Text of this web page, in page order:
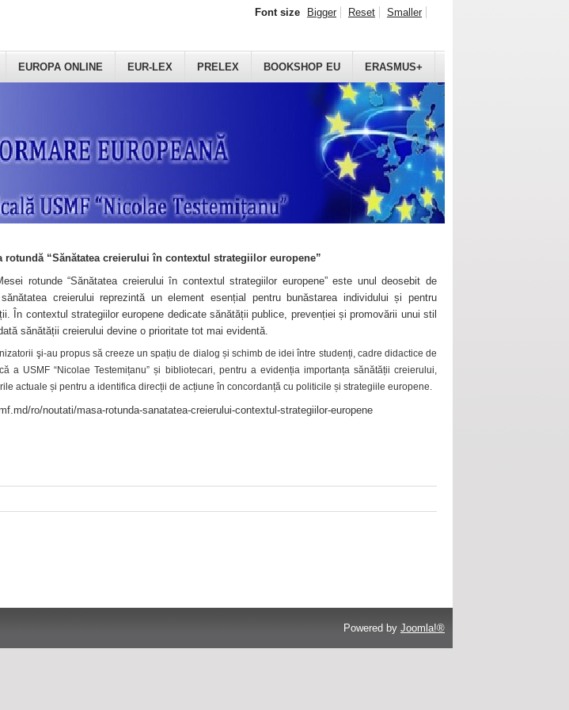
EUROPA ONLINE EUR-LEX PRELEX BOOKSHOP EU ERASMUS+
Font size Bigger Reset Smaller
rotundă “Sănătatea creierului în contextul strategiilor europene”
rotunde “Sănătatea creierului în contextul strategiilor europene” este unul deosebit de
creierului reprezintă un element esențial pentru bunăstarea individului și pentru
În contextul strategiilor europene dedicate sănătății publice, prevenției și promovării unui stil
sănătății creierului devine o prioritate tot mai evidentă.
şi-au propus să creeze un spațiu de dialog și schimb de idei între studenți, cadre didactice de
a USMF “Nicolae Testemițanu” și bibliotecari, pentru a evidenția importanța sănătății creierului,
actuale și pentru a identifica direcții de acțiune în concordanță cu politicile și strategiile europene.
ro/noutati/masa-rotunda-sanatatea-creierului-contextul-strategiilor-europene
Powered by Joomla!®